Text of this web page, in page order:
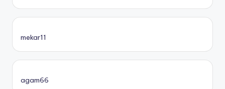
mekar11
agam66